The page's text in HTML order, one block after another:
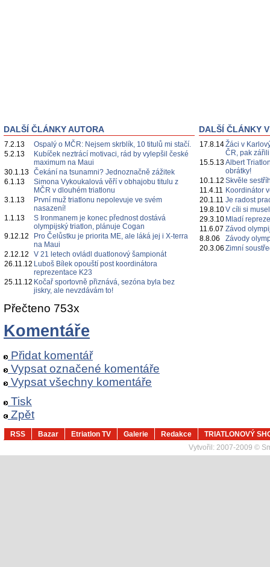
DALŠÍ ČLÁNKY AUTORA
7.2.13
Ospalý o MČR: Nejsem skrblík, 10 titulů mi stačí.
5.2.13
Kubíček neztrácí motivaci, rád by vylepšil české
maximum na Maui
30.1.13 Čekání na tsunamni? Jednoznačně zážitek
6.1.13
Simona Vykoukalová věří v obhajobu titulu z
MČR v dlouhém triatlonu
3.1.13
První muž triatlonu nepolevuje ve svém
nasazení!
1.1.13
S Ironmanem je konec přednost dostává
olympijský triatlon, plánuje Cogan
9.12.12
Pro Čelůstku je priorita ME, ale láká jej i X-terra
na Maui
2.12.12
V 21 letech ovládl duatlonový šampionát
26.11.12 Luboš Bílek opouští post koordinátora
reprezentace K23
25.11.12 Kočař sportovně přiznává, sezóna byla bez
jiskry, ale nevzdávám to!
DALŠÍ ČLÁNKY
17.8.14Žáci v
ČR, pak
15.5.13Albert
obrátky!
10.1.12 Skvěle
11.4.11 Koordinátor
20.1.11 Je radost
19.8.10V cíli si
29.3.10 Mladí
11.6.07 Závod
8.8.06
Závody
20.3.06 Zimní
Přečteno 753x
Komentáře
Přidat komentář
Vypsat označené komentáře
Vypsat všechny komentáře
Tisk
Zpět
RSS Bazar Etriatlon TV Galerie Redakce
TRIATLONOVÝ
Vytvořil: 2007-2009 ©